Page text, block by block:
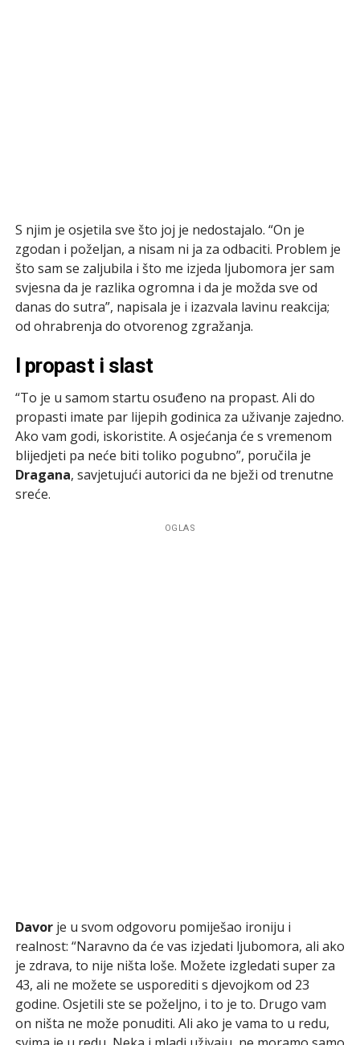
S njim je osjetila sve što joj je nedostajalo. “On je
zgodan i poželjan, a nisam ni ja za odbaciti. Problem je
što sam se zaljubila i što me izjeda ljubomora jer sam
svjesna da je razlika ogromna i da je možda sve od
danas do sutra”, napisala je i izazvala lavinu reakcija;
od ohrabrenja do otvorenog zgražanja.
I propast i slast
“To je u samom startu osuđeno na propast. Ali do
propasti imate par lijepih godinica za uživanje zajedno.
Ako vam godi, iskoristite. A osjećanja će s vremenom
blijedjeti pa neće biti toliko pogubno”, poručila je
Dragana, savjetujući autorici da ne bježi od trenutne
sreće.
OGLAS
Davorje u svom odgovoru pomiješao ironiju i
realnost: “Naravno da će vas izjeda­ti ljubomora, ali ako
je zdrava, to nije ništa loše. Možete izgledati super za
43, ali ne možete se usporediti s djevojkom od 23
godine. Osjetili ste se poželjno, i to je to. Drugo vam
on ništa ne može ponuditi. Ali ako je vama to u redu,